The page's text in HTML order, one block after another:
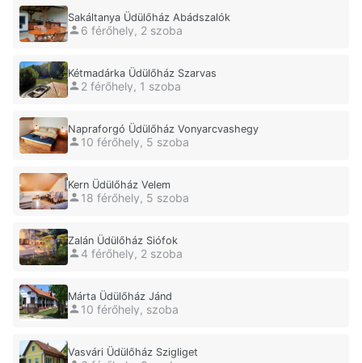
Sakáltanya Üdülőház Abádszalók
6 férőhely, 2 szoba
Kétmadárka Üdülőház Szarvas
2 férőhely, 1 szoba
Napraforgó Üdülőház Vonyarcvashegy
10 férőhely, 5 szoba
Kern Üdülőház Velem
18 férőhely, 5 szoba
Zalán Üdülőház Siófok
4 férőhely, 2 szoba
Márta Üdülőház Jánd
10 férőhely, szoba
Vasvári Üdülőház Szigliget